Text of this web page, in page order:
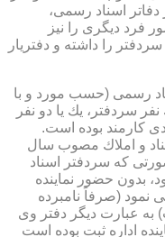
دفاتر اسناد رسمی،
فرد دیگری را نیز
را داشته و دفتریار
دفاتر اسناد رسمی (حسب مورد و با
سردفتر، یك یا دو نفر
كارمند بوده است.
و املاك مصوب سال
۱۳۱۰ تا سال ۱۳۱۶، در صورتی كه سردفتر اسناد
بدون حضور نماینده
نمود (صرفاً نامبرده
به عبارت دیگر دفتر وی
اداره ثبت بوده است